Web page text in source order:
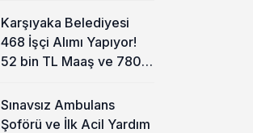
Karşıyaka Belediyesi
468 İşçi Alımı Yapıyor!
52 bin TL Maaş ve 7800
Sınavsız Ambulans
Şoförü ve İlk Acil Yardım